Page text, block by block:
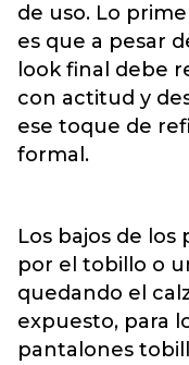
de uso. Lo
es que a pesar
look final debe
con actitud y
ese toque de
formal.
Los bajos de
por el tobillo o
quedando el
expuesto, para
pantalones